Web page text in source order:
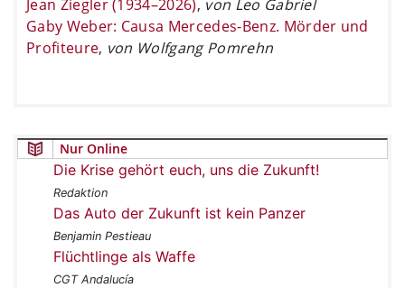
Jean Ziegler (1934–2026), von Leo Gabriel
Gaby Weber: Causa Mercedes-Benz. Mörder und
Profiteure, von Wolfgang Pomrehn
Nur Online
Die Krise gehört euch, uns die Zukunft!
Redaktion
Das Auto der Zukunft ist kein Panzer
Benjamin Pestieau
Flüchtlinge als Waffe
CGT Andalucía